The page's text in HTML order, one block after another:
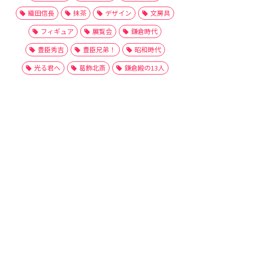
織田信長
抹茶 デザイン
文房具
フィギュア
展覧会
鎌倉時代
豊臣秀吉
豊臣兄弟！
昭和時代
光る君へ
葛飾北斎 鎌倉殿の13人